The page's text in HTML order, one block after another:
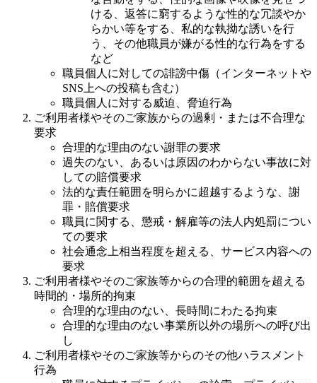
ける、返答に窮するような性的な冗談やか
らかい等をする、私的な執拗な誘いを行
う、その他職員が嫌がる性的な行為をする
など
職員個人に対しての誹謗中傷（インターネットや
SNS上への投稿も含む）
職員個人に対する威迫、脅迫行為
ご利用者様やそのご家族からの過剰・または不合理な
要求
合理的な理由のない謝罪の要求
過失のない、あるいは原因のわからない事故に対
しての賠償要求
法的な責任範囲を明らかに超越するような、謝
罪・賠償要求
職員に関する、懲戒・解雇等の法人内処罰につい
ての要求
社会通念上相当程度を超える、サービス内容への
要求
ご利用者様やそのご家族等からの合理的範囲を超える
時間的・場所的拘束
合理的な理由のない、長時間にわたる拘束
合理的な理由のない事業所以外の場所への呼び出
し
ご利用者様やそのご家族等からのその他ハラスメント
行為